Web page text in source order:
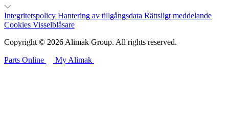
Integritetspolicy Hantering av tillgångsdata Rättsligt meddelande
Cookies Visselblåsare
Copyright © 2026 Alimak Group. All rights reserved.
Parts Online My Alimak